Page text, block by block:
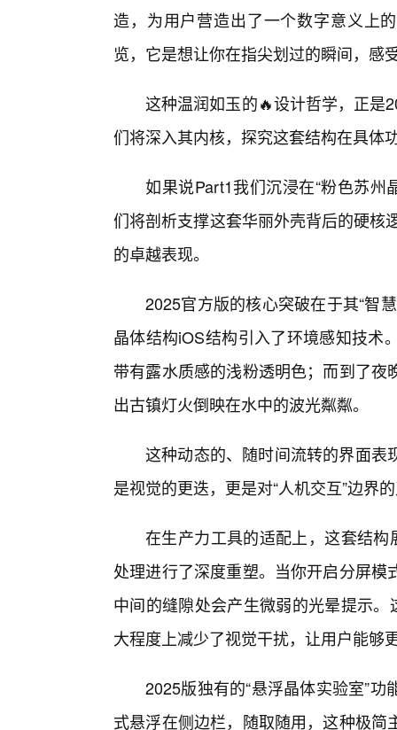
造，为用户营造出了一个数字意义上
览，它是想让你在指尖划过的瞬间，感
这种温润如玉的🔥设计哲学，正是
们将深入其内核，探究这套结构在具体
如果说Part1我们沉浸在“粉色苏州
们将剖析支撑这套华丽外壳背后的硬
的卓越表现。
2025官方版的核心突破在于其“智
晶体结构iOS结构引入了环境感知技术
带有露水质感的浅粉透明色；而到了
出古镇灯火倒映在水中的波光粼粼。
这种动态的、随时间流转的界面表
是视觉的更迭，更是对“人机交互”边界
在生产力工具的适配上，这套结
处理进行了深度重塑。当你开启分屏
中间的缝隙处会产生微弱的光晕提示
大程度上减少了视觉干扰，让用户能够
2025版独有的“悬浮晶体实验室”
式悬浮在侧边栏，随取随用，这种极